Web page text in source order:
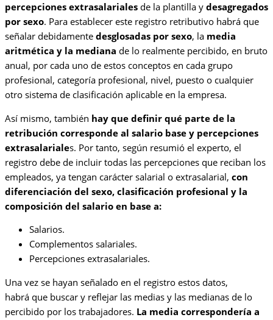
percepciones extrasalariales de la plantilla y desagregados
por sexo. Para establecer este registro retributivo habrá que
señalar debidamente desglosadas por sexo, la media
aritmética y la mediana de lo realmente percibido, en bruto
anual, por cada uno de estos conceptos en cada grupo
profesional, categoría profesional, nivel, puesto o cualquier
otro sistema de clasificación aplicable en la empresa.
Así mismo, también hay que definir qué parte de la
retribución corresponde al salario base y percepciones
extrasalariales. Por tanto, según resumió el experto, el
registro debe de incluir todas las percepciones que reciban los
empleados, ya tengan carácter salarial o extrasalarial, con
diferenciación del sexo, clasificación profesional y la
composición del salario en base a:
Salarios.
Complementos salariales.
Percepciones extrasalariales.
Una vez se hayan señalado en el registro estos datos,
habrá que buscar y reflejar las medias y las medianas de lo
percibido por los trabajadores. La media correspondería a